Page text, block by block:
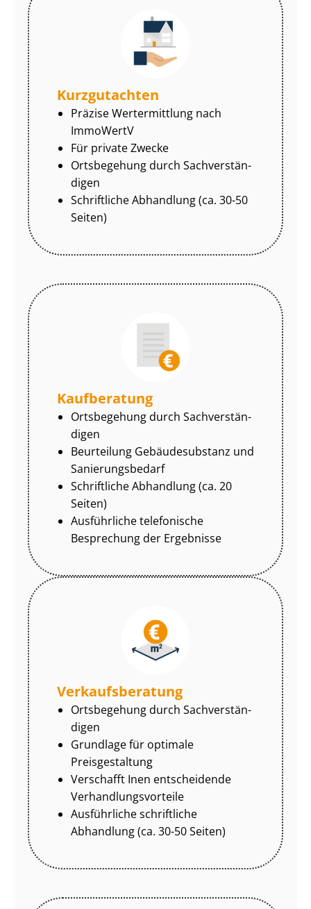
Kurzgutachten
Präzise Wertermittlung nach
ImmoWertV
Für private Zwecke
Ortsbegehung durch Sach­ver­stän­
di­gen
Schriftliche Abhandlung (ca. 30-50
Seiten)
Kaufberatung
Ortsbegehung durch Sach­ver­stän­
di­gen
Beurteilung Gebäudesubstanz und
Sa­nie­rungs­be­darf
Schriftliche Abhandlung (ca. 20
Seiten)
Ausführliche telefonische
Besprechung der Ergebnisse
Ver­kaufs­be­ra­tung
Ortsbegehung durch Sach­ver­stän­
di­gen
Grundlage für optimale
Preisgestaltung
Verschafft Inen entscheidende
Ver­hand­lungs­vor­tei­le
Ausführliche schriftliche
Abhandlung (ca. 30-50 Seiten)